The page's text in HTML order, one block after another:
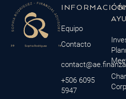
INFORMACIÓN
Equipo
Contacto
+506 6095
5947